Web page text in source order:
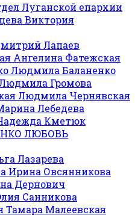
Луганской епархии
Виктория
Лапаев
Ангелина Фатежская
Людмила Баланенко
Громова
Людмила Чернявская
Лебедева
Кметюк
ЛЮБОВЬ
Лазарева
Ирина Овсянникова
Дернович
Санникова
Тамара Малеевская